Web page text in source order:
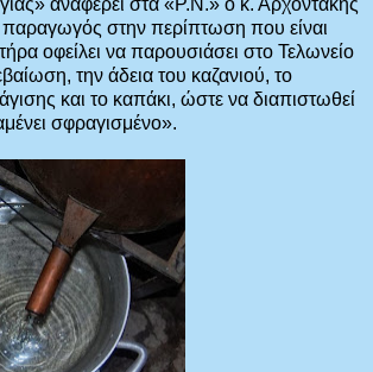
παραγωγός στην περίπτωση που είναι
οφείλει να παρουσιάσει στο Τελωνείο
την άδεια του καζανιού, το
και το καπάκι, ώστε να διαπιστωθεί
σφραγισμένο».